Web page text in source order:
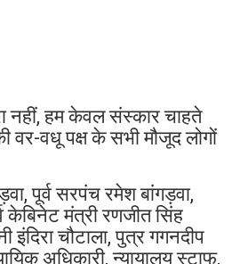
नहीं, हम केवल संस्कार चाहते
वधू पक्ष के सभी मौजूद लोगों
पूर्व सरपंच रमेश बांगड़वा,
केबिनेट मंत्री रणजीत सिंह
इंदिरा चौटाला, पुत्र गगनदीप
अधिकारी, न्यायालय स्टाफ,